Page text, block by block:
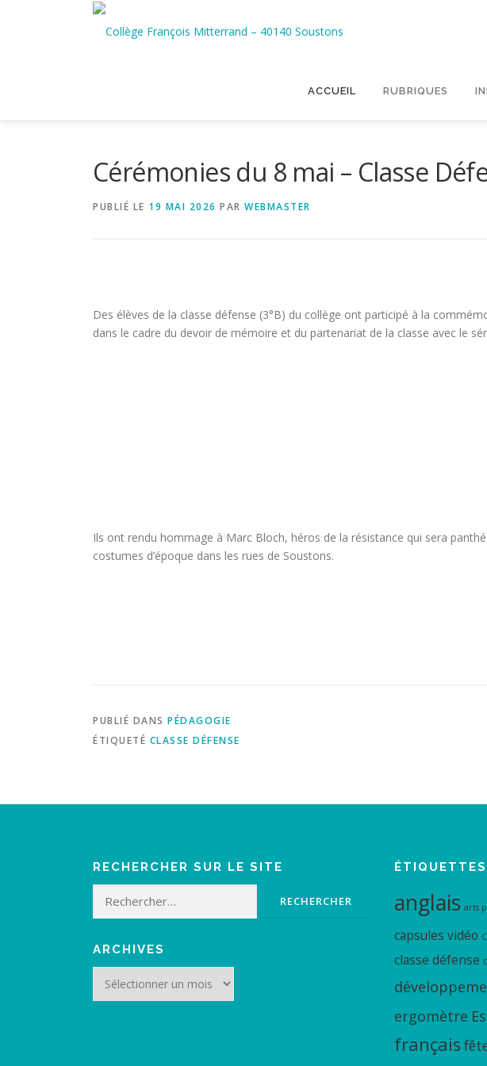
ACCUEIL RUBRIQUES
Cérémonies du 8 mai – Classe
PUBLIÉ LE 19 MAI 2026 PAR WEBMASTER
Des élèves de la classe défense (3°B) du collège ont participé à la
dans le cadre du devoir de mémoire et du partenariat de la classe avec le
Ils ont rendu hommage à Marc Bloch, héros de la résistance qui sera
costumes d’époque dans les rues de Soustons.
PUBLIÉ DANS PÉDAGOGIE
ÉTIQUETÉ CLASSE DÉFENSE
RECHERCHER SUR LE SITE
ARCHIVES
ÉTIQUETTES
anglais arts
capsules vidéo
classe défense
ergomètre
français